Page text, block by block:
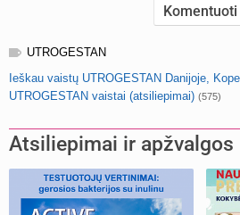
UTROGESTAN
Ieškau vaistų UTROGESTAN Danijoje,
UTROGESTAN vaistai (atsiliepimai) (575)
Atsiliepimai ir apžvalgos